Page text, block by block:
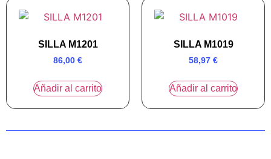
SILLA M1201
86,00 €
Añadir al carrito
SILLA M1019
58,97 €
Añadir al carrito